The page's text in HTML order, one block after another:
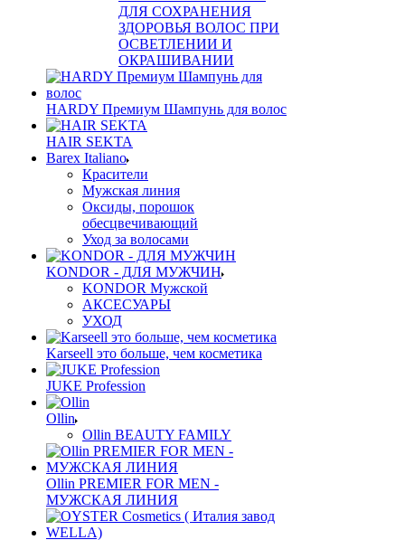
ДЛЯ СОХРАНЕНИЯ
ЗДОРОВЬЯ ВОЛОС ПРИ
ОСВЕТЛЕНИИ И
ОКРАШИВАНИИ
HARDY Премиум Шампунь для волос
HAIR SEKTA
Barex Italiano
Красители
Мужская линия
Оксиды, порошок
обесцвечивающий
Уход за волосами
KONDOR - ДЛЯ МУЖЧИН
KONDOR Мужской
АКСЕСУАРЫ
УХОД
Karseell это больше, чем косметика
JUKE Profession
Ollin
Ollin BEAUTY FAMILY
Ollin PREMIER FOR MEN -
МУЖСКАЯ ЛИНИЯ